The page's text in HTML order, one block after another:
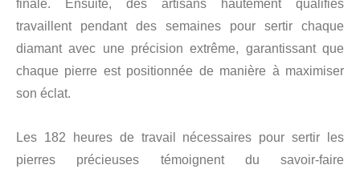
finale. Ensuite, des artisans hautement qualifiés
travaillent pendant des semaines pour sertir chaque
diamant avec une précision extrême, garantissant que
chaque pierre est positionnée de manière à maximiser
son éclat.
Les 182 heures de travail nécessaires pour sertir les
pierres précieuses témoignent du savoir-faire